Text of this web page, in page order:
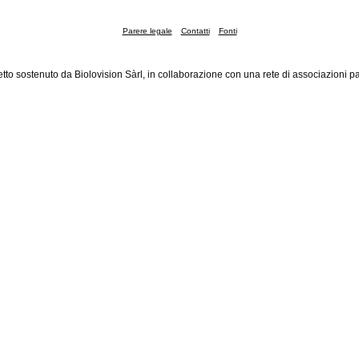
Parere legale Contatti Fonti
sostenuto da Biolovision Sàrl, in collaborazione con una rete di associazioni